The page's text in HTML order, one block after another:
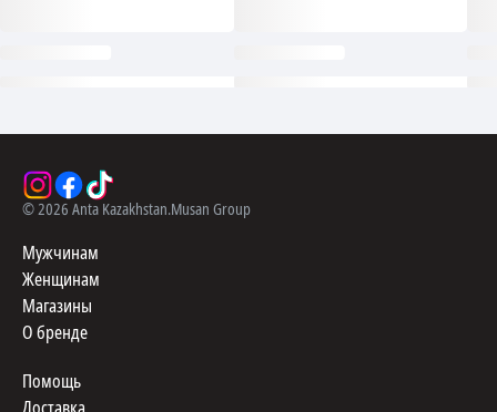
©2026 Anta Kazakhstan.Musan Group
Мужчинам
Женщинам
Магазины
О бренде
Помощь